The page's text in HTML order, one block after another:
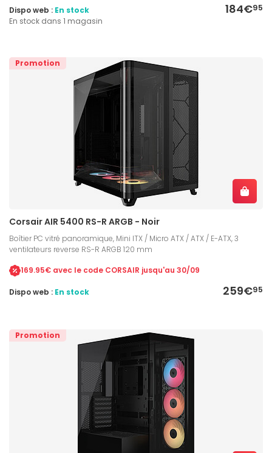
184€95
Dispo web : En stock
En stock dans 1 magasin
Promotion
Corsair AIR 5400 RS-R ARGB - Noir
Boîtier PC vitré panoramique, Mini ITX / Micro ATX / ATX / E-ATX, 3
ventilateurs reverse RS-R ARGB 120 mm
169.95€ avec le code CORSAIR jusqu'au 30/09
259€95
Dispo web : En stock
Promotion